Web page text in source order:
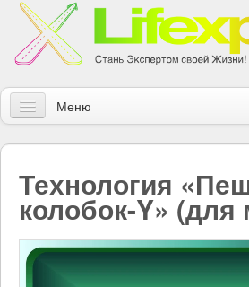
Меню
Статьи
Инструменты
Обучение
Контакты
Технология
колобок-Y» (для